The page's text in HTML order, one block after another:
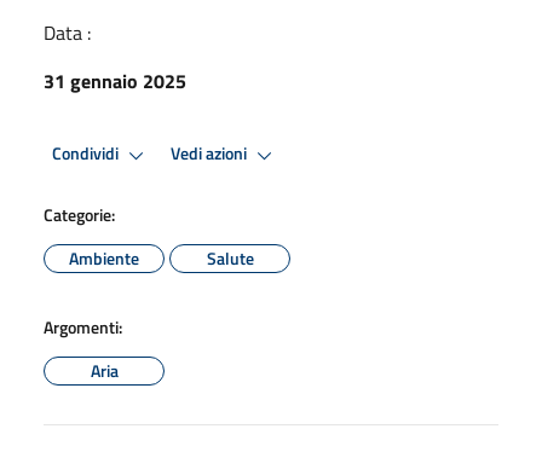
Data :
31 gennaio 2025
Condividi Vedi azioni
Categorie:
Ambiente
Salute
Argomenti:
Aria